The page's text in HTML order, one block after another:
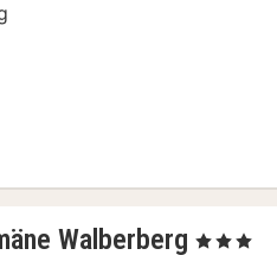
Walberberg 1
, 3 Stjerner